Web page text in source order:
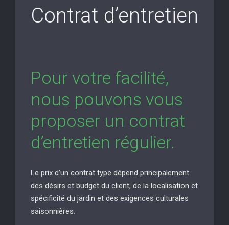
Contrat d’entretien
Pour votre facilité,
nous pouvons vous
proposer un contrat
d’entretien régulier.
Le prix d’un contrat type dépend principalement
des désirs et budget du client, de la localisation et
spécificité du jardin et des exigences culturales
saisonnières.